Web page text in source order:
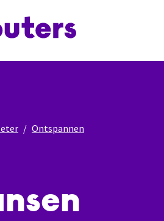
Ontspannen